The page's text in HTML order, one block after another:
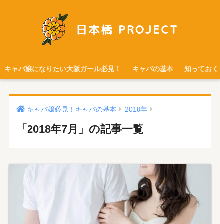
キャバ嬢になりたい大阪ガール必見！ キャバの基本 知ってお
キャバ嬢必見！キャバの基本 2018年
「2018年7月」の記事一覧